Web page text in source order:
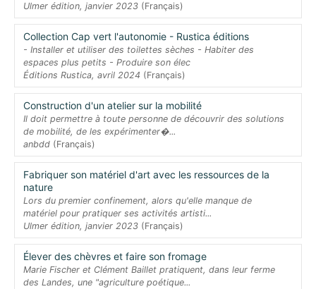
Ulmer édition, janvier 2023 (Français)
Collection Cap vert l'autonomie - Rustica éditions
- Installer et utiliser des toilettes sèches - Habiter des
espaces plus petits - Produire son élec
Éditions Rustica, avril 2024 (Français)
Construction d'un atelier sur la mobilité
Il doit permettre à toute personne de découvrir des solutions
de mobilité, de les expérimenter�...
anbdd (Français)
Fabriquer son matériel d'art avec les ressources de la
nature
Lors du premier confinement, alors qu'elle manque de
matériel pour pratiquer ses activités artisti...
Ulmer édition, janvier 2023 (Français)
Élever des chèvres et faire son fromage
Marie Fischer et Clément Baillet pratiquent, dans leur ferme
des Landes, une "agriculture poétique...